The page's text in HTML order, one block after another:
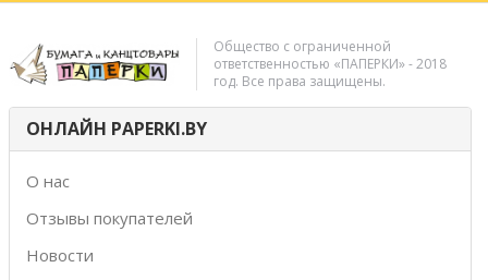
Общество с ограниченной
ответственностью «ПАПЕРКИ» - 2018
год. Все права защищены.
ОНЛАЙН PAPERKI.BY
О нас
Отзывы покупателей
Новости